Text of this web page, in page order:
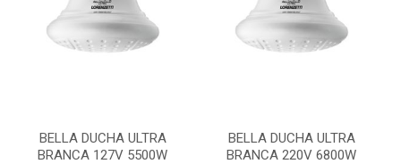
BELLA DUCHA ULTRA
BRANCA 127V 5500W
BELLA DUCHA ULTRA
BRANCA 220V 6800W